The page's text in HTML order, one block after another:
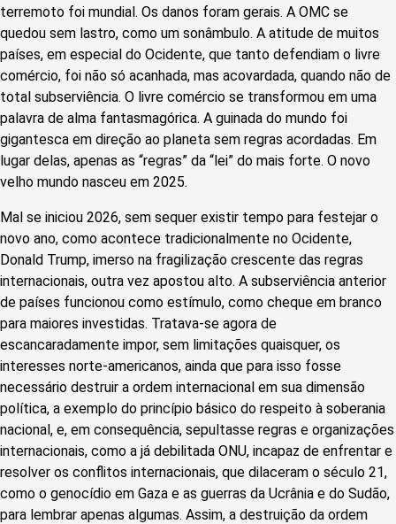
terremoto foi mundial. Os danos foram gerais. A OMC se
quedou sem lastro, como um sonâmbulo. A atitude de muitos
países, em especial do Ocidente, que tanto defendiam o livre
comércio, foi não só acanhada, mas acovardada, quando não de
total subserviência. O livre comércio se transformou em uma
palavra de alma fantasmagórica. A guinada do mundo foi
gigantesca em direção ao planeta sem regras acordadas. Em
lugar delas, apenas as “regras” da “lei” do mais forte. O novo
velho mundo nasceu em 2025.
Mal se iniciou 2026, sem sequer existir tempo para festejar o
novo ano, como acontece tradicionalmente no Ocidente,
Donald Trump, imerso na fragilização crescente das regras
internacionais, outra vez apostou alto. A subserviência anterior
de países funcionou como estímulo, como cheque em branco
para maiores investidas. Tratava-se agora de
escancaradamente impor, sem limitações quaisquer, os
interesses norte-americanos, ainda que para isso fosse
necessário destruir a ordem internacional em sua dimensão
política, a exemplo do princípio básico do respeito à soberania
nacional, e, em consequência, sepultasse regras e organizações
internacionais, como a já debilitada ONU, incapaz de enfrentar e
resolver os conflitos internacionais, que dilaceram o século 21,
como o genocídio em Gaza e as guerras da Ucrânia e do Sudão,
para lembrar apenas algumas. Assim, a destruição da ordem